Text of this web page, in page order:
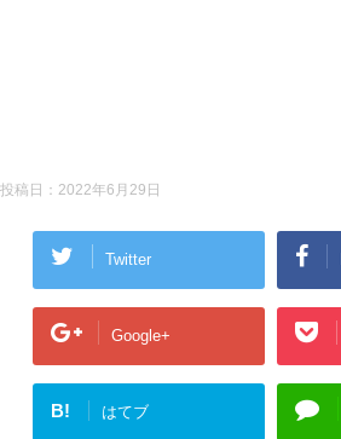
投稿日： 2022年6月29日
Twitter
Google+
B! はてブ